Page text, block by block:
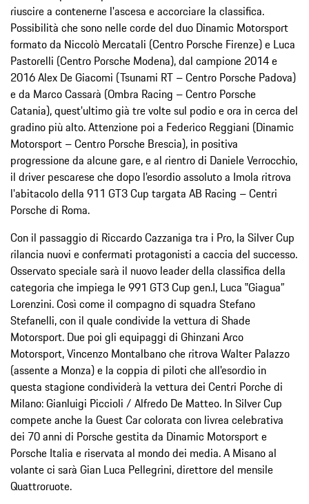
riuscire a contenerne l'ascesa e accorciare la classifica.
Possibilità che sono nelle corde del duo Dinamic Motorsport
formato da Niccolò Mercatali (Centro Porsche Firenze) e Luca
Pastorelli (Centro Porsche Modena), dal campione 2014 e
2016 Alex De Giacomi (Tsunami RT – Centro Porsche Padova)
e da Marco Cassarà (Ombra Racing – Centro Porsche
Catania), quest'ultimo già tre volte sul podio e ora in cerca del
gradino più alto. Attenzione poi a Federico Reggiani (Dinamic
Motorsport – Centro Porsche Brescia), in positiva
progressione da alcune gare, e al rientro di Daniele Verrocchio,
il driver pescarese che dopo l'esordio assoluto a Imola ritrova
l'abitacolo della 911 GT3 Cup targata AB Racing – Centri
Porsche di Roma.
Con il passaggio di Riccardo Cazzaniga tra i Pro, la Silver Cup
rilancia nuovi e confermati protagonisti a caccia del successo.
Osservato speciale sarà il nuovo leader della classifica della
categoria che impiega le 991 GT3 Cup gen.I, Luca ‟Giagua”
Lorenzini. Così come il compagno di squadra Stefano
Stefanelli, con il quale condivide la vettura di Shade
Motorsport. Due poi gli equipaggi di Ghinzani Arco
Motorsport, Vincenzo Montalbano che ritrova Walter Palazzo
(assente a Monza) e la coppia di piloti che all'esordio in
questa stagione condividerà la vettura dei Centri Porche di
Milano: Gianluigi Piccioli / Alfredo De Matteo. In Silver Cup
compete anche la Guest Car colorata con livrea celebrativa
dei 70 anni di Porsche gestita da Dinamic Motorsport e
Porsche Italia e riservata al mondo dei media. A Misano al
volante ci sarà Gian Luca Pellegrini, direttore del mensile
Quattroruote.